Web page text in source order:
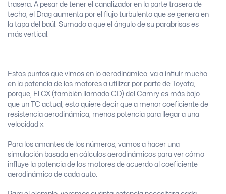
trasera. A pesar de tener el canalizador en la parte trasera de
techo, el Drag aumenta por el flujo turbulento que se genera en
la tapa del baúl. Sumado a que el ángulo de su parabrisas es
más vertical.
Estos puntos que vimos en lo aerodinámico, va a influir mucho
en la potencia de los motores a utilizar por parte de Toyota,
porque, El CX (también llamado C D) del Camry es más bajo
que un TC actual, esto quiere decir que a menor coeficiente de
resistencia aerodinámica, menos potencia para llegar a una
velocidad x.
Para los amantes de los números, vamos a hacer una
simulación basada en cálculos aerodinámicos para ver cómo
influye la potencia de los motores de acuerdo al coeficiente
aerodinámico de cada auto.